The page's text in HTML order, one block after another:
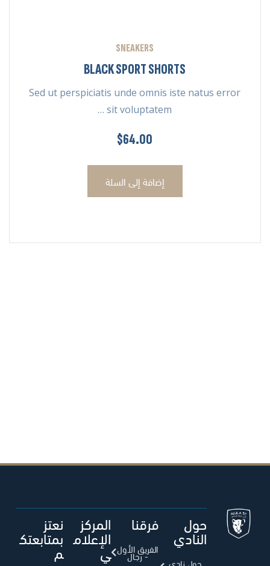
SNEAKERS
BLACK SPORT SHORTS
Sed ut perspiciatis unde omnis iste natus error
sit voluptatem …
$64.00
إضافة إلى السلة
حول
النادي
حول نادي
فرقنا
الفريق الأول
- رجال
المركز
الإعلام
ي
نعتز
بمتابعتك